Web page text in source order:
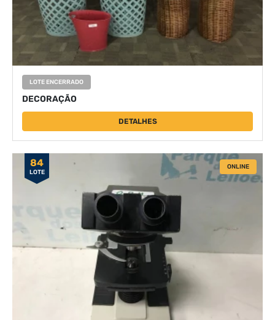
LOTE ENCERRADO
DECORAÇÃO
DETALHES
84
LOTE
ONLINE